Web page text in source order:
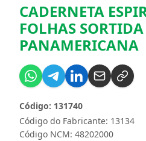
CADERNETA
FOLHAS SORTIDA
PANAMERICANA
Código do Fabricante: 13134
Código: 131740
Código NCM: 48202000